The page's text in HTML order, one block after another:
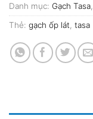
Danh mục: Gạch Tasa
Thẻ: gạch ốp lát tasa